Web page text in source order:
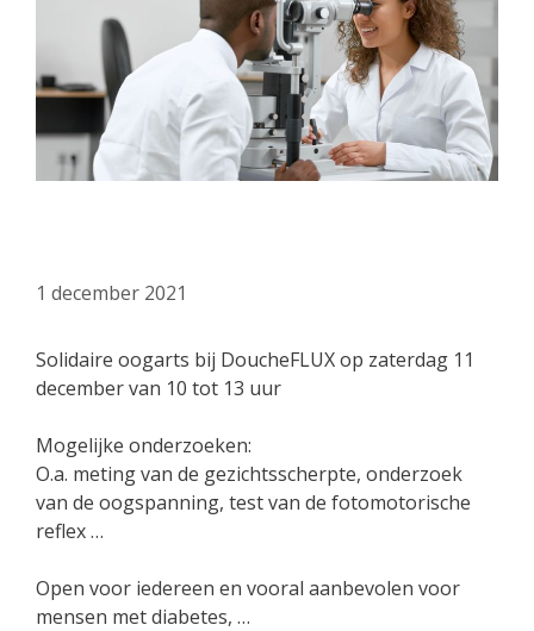
1 december 2021
Solidaire oogarts bij DoucheFLUX op zaterdag 11
december van 10 tot 13 uur
Mogelijke onderzoeken:
O.a. meting van de gezichtsscherpte, onderzoek
van de oogspanning, test van de fotomotorische
reflex …
Open voor iedereen en vooral aanbevolen voor
mensen met diabetes, …